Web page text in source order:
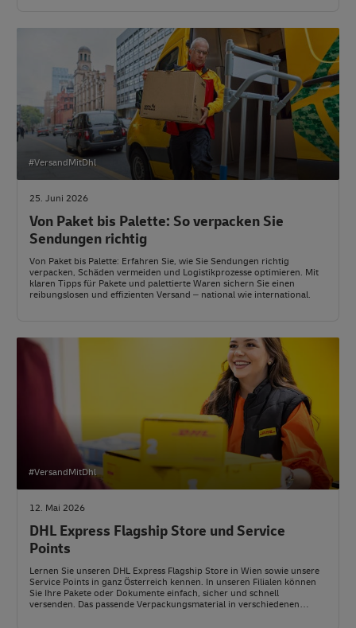
#VersandMitDhl
25. Juni 2026
Von Paket bis Palette: So verpacken Sie
Sendungen richtig
Von Paket bis Palette: Erfahren Sie, wie Sie Sendungen richtig
verpacken, Schäden vermeiden und Logistikprozesse optimieren. Mit
klaren Tipps für Pakete und palettierte Waren sichern Sie einen
reibungslosen und effizienten Versand – national wie international.
#VersandMitDhl
12. Mai 2026
DHL Express Flagship Store und Service
Points
Lernen Sie unseren DHL Express Flagship Store in Wien sowie unsere
Service Points in ganz Österreich kennen. In unseren Filialen können
Sie Ihre Pakete oder Dokumente einfach, sicher und schnell
versenden. Das passende Verpackungsmaterial in verschiedenen